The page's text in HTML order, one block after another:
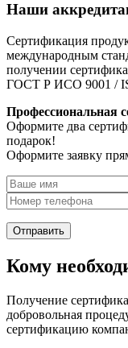
Наши
Сертификация
международным
получении
ГОСТ Р ИСО 9001 /
Профессиональная
Оформите два
подарок!
Оформите заявку
Кому
Получение
добровольная
сертификацию